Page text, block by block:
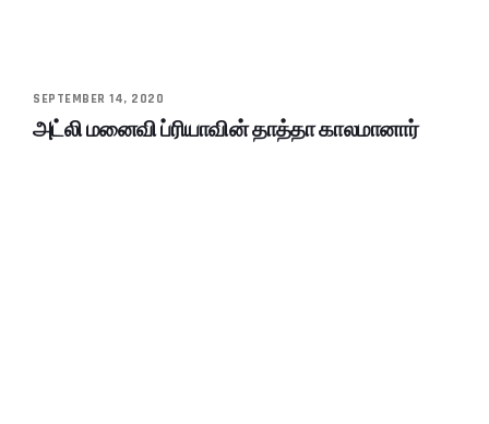
SEPTEMBER 14, 2020
அட்லி மனைவி ப்ரியாவின் தாத்தா காலமானார்